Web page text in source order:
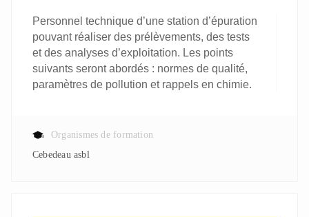
Personnel technique d’une station d’épuration
pouvant réaliser des prélèvements, des tests
et des analyses d’exploitation. Les points
suivants seront abordés : normes de qualité,
paramètres de pollution et rappels en chimie.
Organismes de formation
Cebedeau asbl